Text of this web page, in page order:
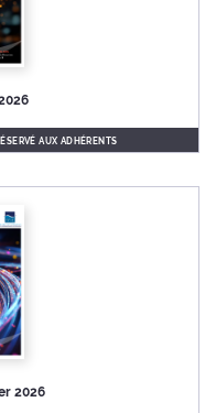
AUX ADHÉRENTS
2026